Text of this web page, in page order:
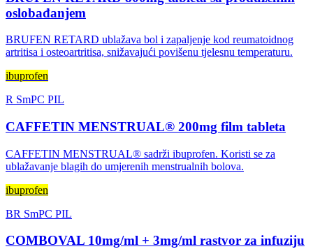
oslobađanjem
BRUFEN RETARD ublažava bol i zapaljenje kod reumatoidnog
artritisa i osteoartritisa, snižavajući povišenu tjelesnu temperaturu.
ibuprofen
R SmPC PIL
CAFFETIN MENSTRUAL® 200mg film tableta
CAFFETIN MENSTRUAL® sadrži ibuprofen. Koristi se za
ublažavanje blagih do umjerenih menstrualnih bolova.
ibuprofen
BR SmPC PIL
COMBOVAL 10mg/ml + 3mg/ml rastvor za infuziju